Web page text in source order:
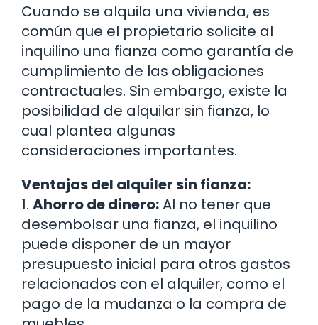
Cuando se alquila una vivienda, es
común que el propietario solicite al
inquilino una fianza como garantía de
cumplimiento de las obligaciones
contractuales. Sin embargo, existe la
posibilidad de alquilar sin fianza, lo
cual plantea algunas
consideraciones importantes.
Ventajas del alquiler sin fianza:
1. Ahorro de dinero:Al no tener que
desembolsar una fianza, el inquilino
puede disponer de un mayor
presupuesto inicial para otros gastos
relacionados con el alquiler, como el
pago de la mudanza o la compra de